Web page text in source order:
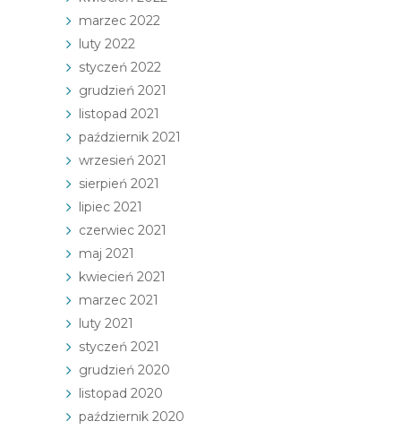
marzec 2022
luty 2022
styczeń 2022
grudzień 2021
listopad 2021
październik 2021
wrzesień 2021
sierpień 2021
lipiec 2021
czerwiec 2021
maj 2021
kwiecień 2021
marzec 2021
luty 2021
styczeń 2021
grudzień 2020
listopad 2020
październik 2020